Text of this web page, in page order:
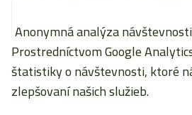
Anonymná analýza návštevnosti
Prostredníctvom Google
štatistiky o návštevnosti, ktoré
zlepšovaní našich služieb.